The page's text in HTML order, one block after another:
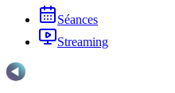
Séances
Streaming